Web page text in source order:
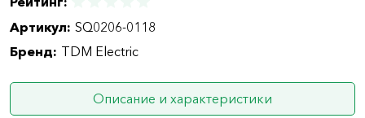
Артикул: SQ0206-0118
Бренд: TDM Electric
Описание и характеристики